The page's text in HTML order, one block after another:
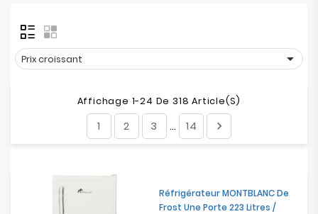
Stockage
Bureautique
Prix croissant 
Affichage 1-24 De 318 Article(s)
1 2 3 … 14 
Réfrigérateur MONTBLANC De
Frost Une Porte 223 Litres /